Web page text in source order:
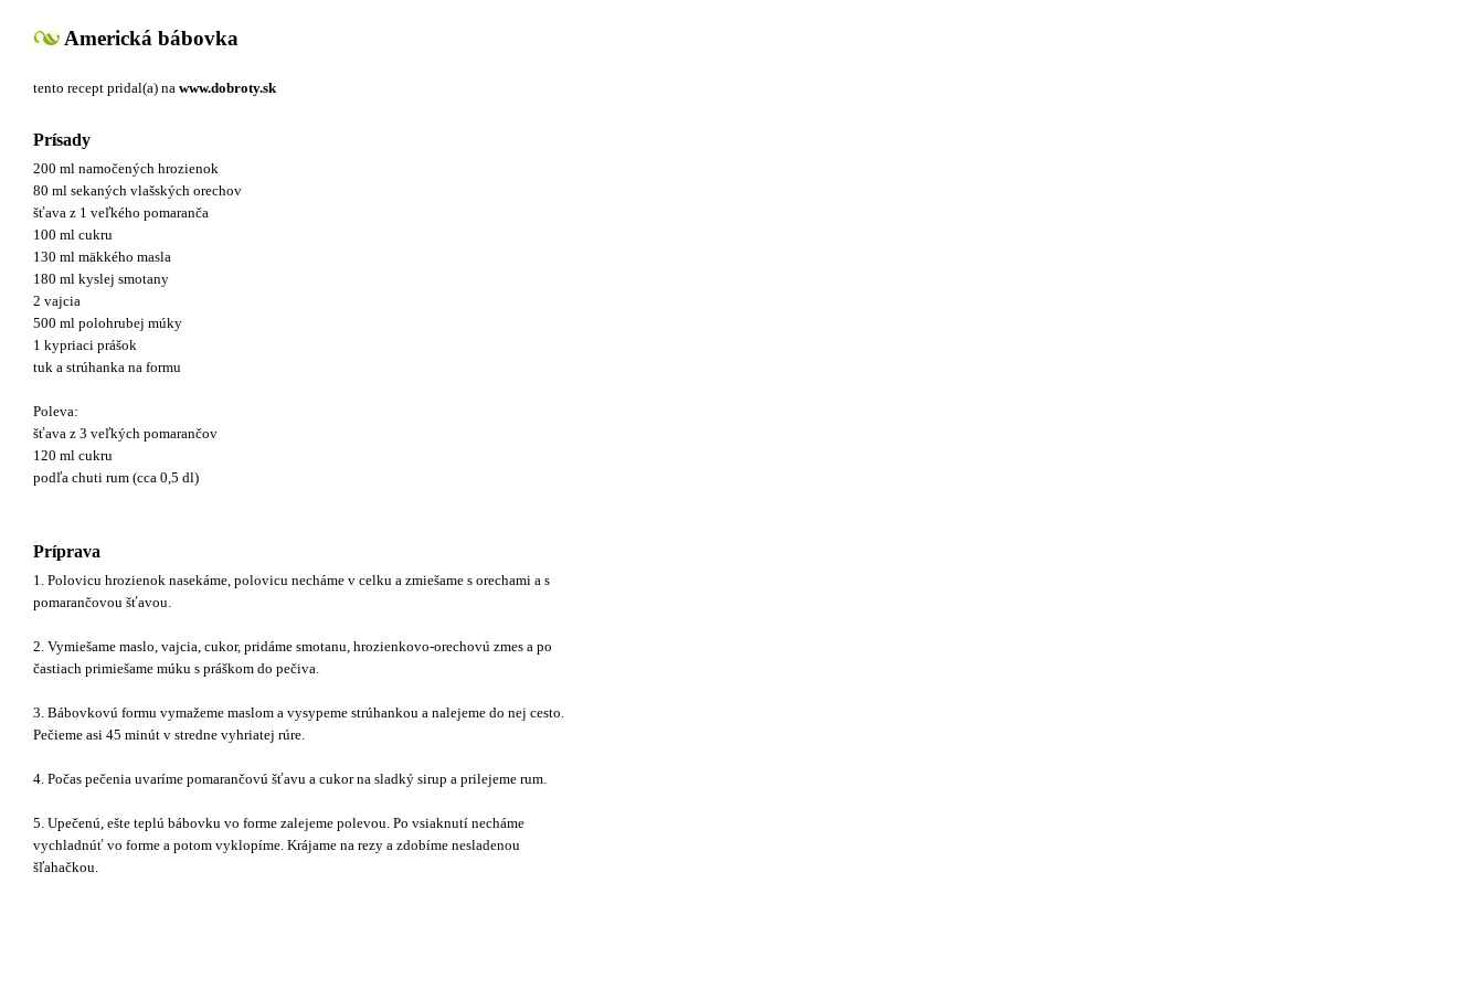
Americká bábovka
tento recept pridal(a) na www.dobroty.sk
Prísady
200 ml namočených hrozienok
80 ml sekaných vlašských orechov
šťava z 1 veľkého pomaranča
100 ml cukru
130 ml mäkkého masla
180 ml kyslej smotany
2 vajcia
500 ml polohrubej múky
1 kypriaci prášok
tuk a strúhanka na formu
Poleva:
šťava z 3 veľkých pomarančov
120 ml cukru
podľa chuti rum (cca 0,5 dl)
Príprava
1. Polovicu hrozienok nasekáme, polovicu necháme v celku a zmiešame s orechami a s
pomarančovou šťavou.
2. Vymiešame maslo, vajcia, cukor, pridáme smotanu, hrozienkovo-orechovú zmes a po
častiach primiešame múku s práškom do pečiva.
3. Bábovkovú formu vymažeme maslom a vysypeme strúhankou a nalejeme do nej cesto.
Pečieme asi 45 minút v stredne vyhriatej rúre.
4. Počas pečenia uvaríme pomarančovú šťavu a cukor na sladký sirup a prilejeme rum.
5. Upečenú, ešte teplú bábovku vo forme zalejeme polevou. Po vsiaknutí necháme
vychladnúť vo forme a potom vyklopíme. Krájame na rezy a zdobíme nesladenou
šľahačkou.